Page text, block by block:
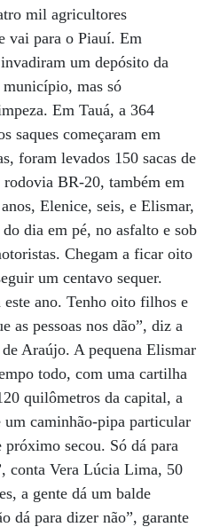
mil agricultores
vai para o Piauí. Em
um depósito da
município, mas só
Em Tauá, a 364
saques começaram em
foram levados 150 sacas de
BR-20, também em
Elenice, seis, e Elismar,
dia em pé, no asfalto e sob
Chegam a ficar oito
um centavo sequer.
este ano. Tenho oito filhos e
as pessoas nos dão”, diz a
Araújo. A pequena Elismar
todo, com uma cartilha
quilômetros da capital, a
um caminhão-pipa particular
secou. Só dá para
conta Vera Lúcia Lima, 50
a gente dá um balde
dá para dizer não”, garante